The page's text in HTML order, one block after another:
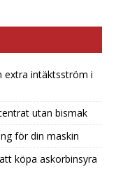
extra intäktsström i
utan bismak
för din maskin
köpa askorbinsyra